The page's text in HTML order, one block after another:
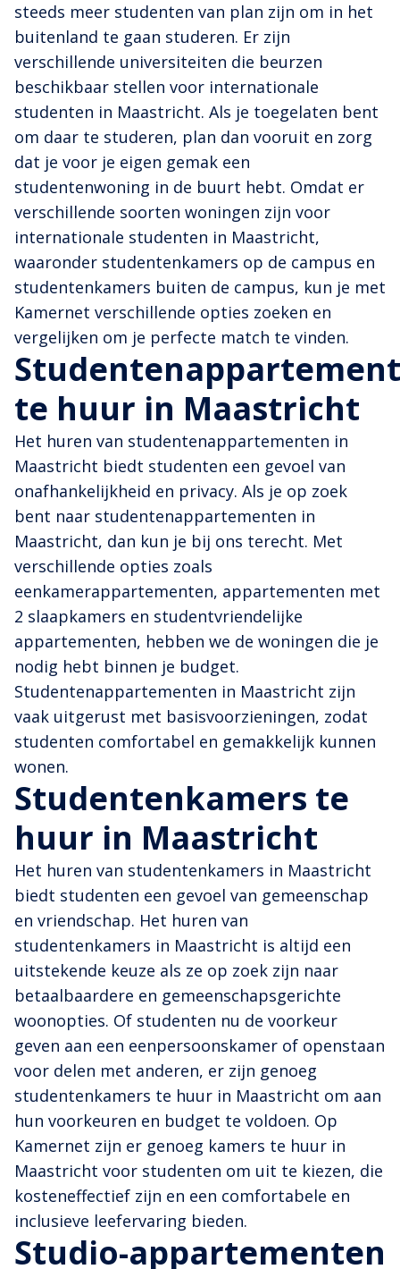
steeds meer studenten van plan zijn om in het
buitenland te gaan studeren. Er zijn
verschillende universiteiten die beurzen
beschikbaar stellen voor internationale
studenten in Maastricht. Als je toegelaten bent
om daar te studeren, plan dan vooruit en zorg
dat je voor je eigen gemak een
studentenwoning in de buurt hebt. Omdat er
verschillende soorten woningen zijn voor
internationale studenten in Maastricht,
waaronder studentenkamers op de campus en
studentenkamers buiten de campus, kun je met
Kamernet verschillende opties zoeken en
vergelijken om je perfecte match te vinden.
te huur in Maastricht
Het huren van studentenappartementen in
Maastricht biedt studenten een gevoel van
onafhankelijkheid en privacy. Als je op zoek
bent naar studentenappartementen in
Maastricht, dan kun je bij ons terecht. Met
verschillende opties zoals
eenkamerappartementen, appartementen met
2 slaapkamers en studentvriendelijke
appartementen, hebben we de woningen die je
nodig hebt binnen je budget.
Studentenappartementen in Maastricht zijn
vaak uitgerust met basisvoorzieningen, zodat
studenten comfortabel en gemakkelijk kunnen
wonen.
Studentenkamers te
huur in Maastricht
Het huren van studentenkamers in Maastricht
biedt studenten een gevoel van gemeenschap
en vriendschap. Het huren van
studentenkamers in Maastricht is altijd een
uitstekende keuze als ze op zoek zijn naar
betaalbaardere en gemeenschapsgerichte
woonopties. Of studenten nu de voorkeur
geven aan een eenpersoonskamer of openstaan
voor delen met anderen, er zijn genoeg
studentenkamers te huur in Maastricht om aan
hun voorkeuren en budget te voldoen. Op
Kamernet zijn er genoeg kamers te huur in
Maastricht voor studenten om uit te kiezen, die
kosteneffectief zijn en een comfortabele en
inclusieve leefervaring bieden.
Studio-appartementen